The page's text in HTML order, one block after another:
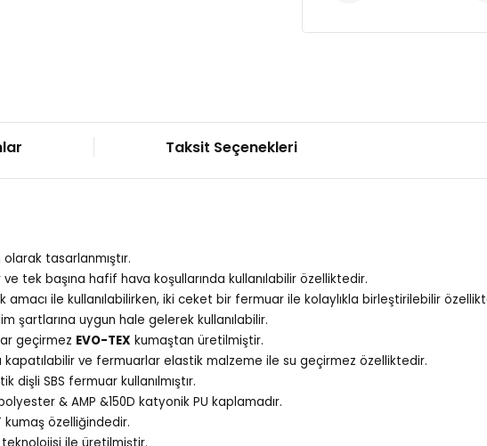
Taksit Seçenekleri
tasarlanmıştır.
tek başına hafif hava koşullarında kullanılabilir özelliktedir.
ile kullanılabilirken, iki ceket bir fermuar ile kolaylıkla birleştirilebilir
şartlarına uygun hale gelerek kullanılabilir.
geçirmez EVO-TEX kumaştan üretilmiştir.
ve fermuarlar elastik malzeme ile su geçirmez özelliktedir.
dişli SBS fermuar kullanılmıştır.
& AMP &150D katyonik PU kaplamadır.
kumaş özelliğindedir.